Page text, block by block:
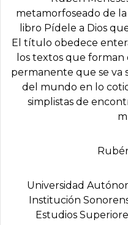
metamorfoseado de
libro Pídele a Dios
El título obedece
los textos que forman
permanente que se va
del mundo en lo
simplistas de
Universidad
Institución
Estudios